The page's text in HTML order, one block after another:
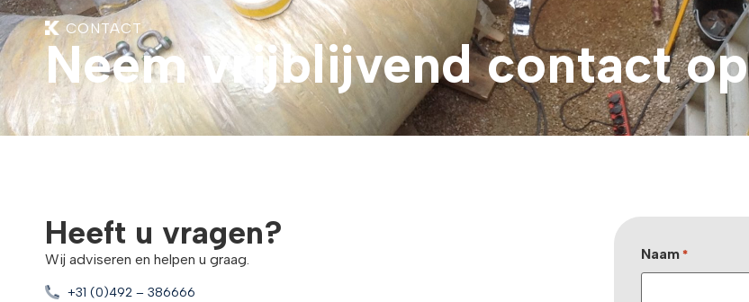
CONTACT
Neem vrijblijvend contact op
Heeft u vragen?
Wij adviseren en helpen u graag.
+31 (0)492 – 386666
Naam *